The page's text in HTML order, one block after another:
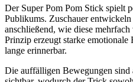
Der Super Pom Pom Stick spielt
Publikums. Zuschauer
anschließend, wie diese
Prinzip erzeugt starke
lange erinnerbar.
Die auffälligen Bewegungen sind